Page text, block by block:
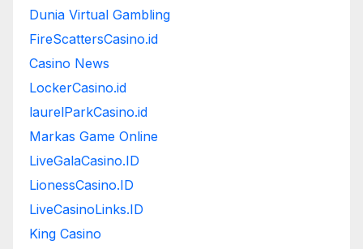
Dunia Virtual Gambling
FireScattersCasino.id
Casino News
LockerCasino.id
laurelParkCasino.id
Markas Game Online
LiveGalaCasino.ID
LionessCasino.ID
LiveCasinoLinks.ID
King Casino